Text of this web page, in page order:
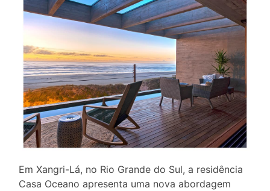
Em Xangri-Lá, no Rio Grande do Sul, a residência
Casa Oceano apresenta uma nova abordagem